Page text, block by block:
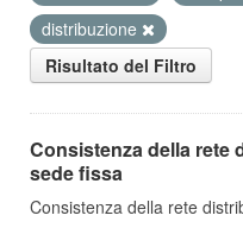
distribuzione
Risultato del Filtro
Consistenza della rete
sede fissa
Consistenza della rete